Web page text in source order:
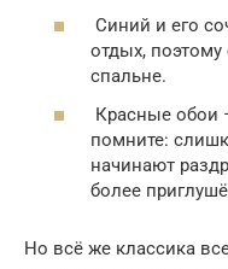
Синий и его
отдых, поэтому
спальне.
Красные обои
помните:
начинают
более
Но всё же классика